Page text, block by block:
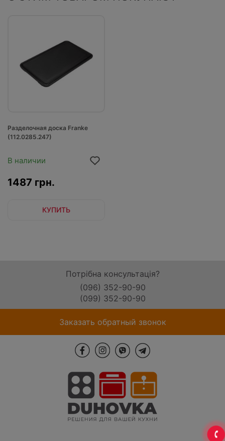
Разделочная доска Franke
(112.0285.247)
В наличии
1487 грн.
КУПИТЬ
Потрібна консультація?
(096) 352-90-90
(099) 352-90-90
Заказать обратный звонок